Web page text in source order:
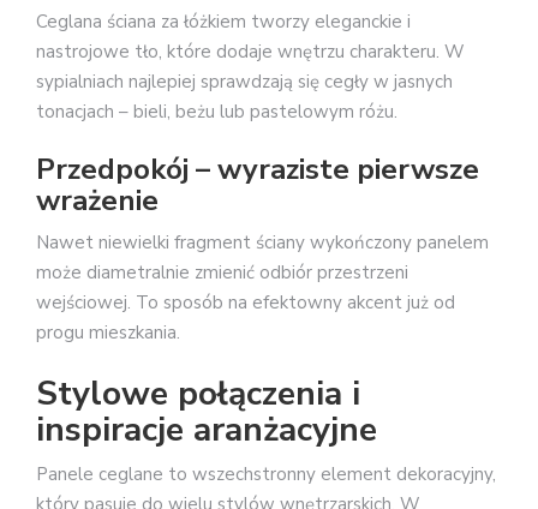
Ceglana ściana za łóżkiem tworzy eleganckie i
nastrojowe tło, które dodaje wnętrzu charakteru. W
sypialniach najlepiej sprawdzają się cegły w jasnych
tonacjach – bieli, beżu lub pastelowym różu.
Przedpokój – wyraziste pierwsze
wrażenie
Nawet niewielki fragment ściany wykończony panelem
może diametralnie zmienić odbiór przestrzeni
wejściowej. To sposób na efektowny akcent już od
progu mieszkania.
Stylowe połączenia i
inspiracje aranżacyjne
Panele ceglane to wszechstronny element dekoracyjny,
który pasuje do wielu stylów wnętrzarskich. W